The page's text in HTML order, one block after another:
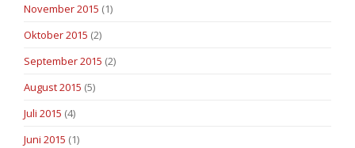
November 2015 (1)
Oktober 2015 (2)
September 2015 (2)
August 2015 (5)
Juli 2015 (4)
Juni 2015 (1)